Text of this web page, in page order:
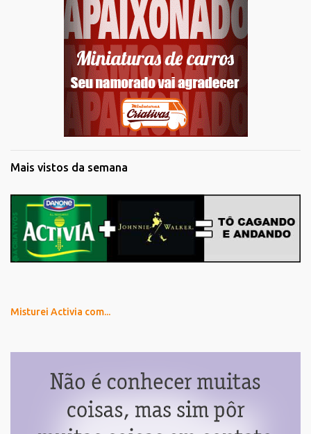
Mais vistos da semana
Misturei Activia com...